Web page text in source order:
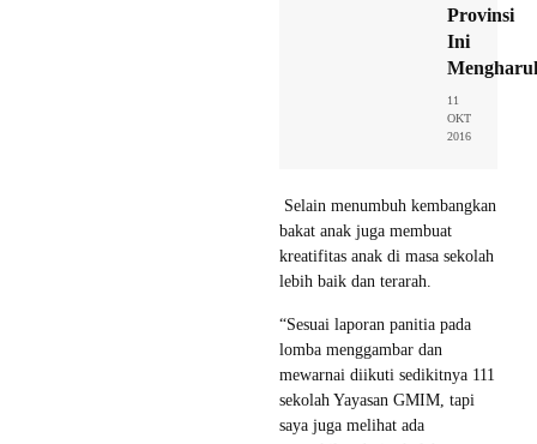
Provinsi
Ini
11
OKT
2016
Selain menumbuh kembangkan
bakat anak juga membuat
kreatifitas anak di masa sekolah
lebih baik dan terarah.
“Sesuai laporan panitia pada
lomba menggambar dan
mewarnai diikuti sedikitnya 111
sekolah Yayasan GMIM, tapi
saya juga melihat ada